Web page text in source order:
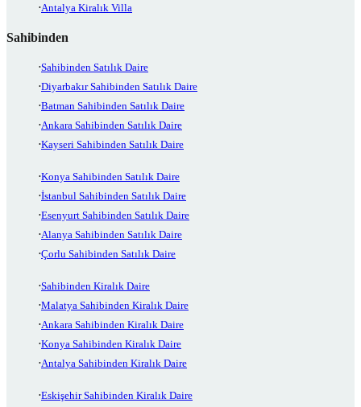
Antalya Kiralık Villa
Sahibinden
Sahibinden Satılık Daire
Diyarbakır Sahibinden Satılık Daire
Batman Sahibinden Satılık Daire
Ankara Sahibinden Satılık Daire
Kayseri Sahibinden Satılık Daire
Konya Sahibinden Satılık Daire
İstanbul Sahibinden Satılık Daire
Esenyurt Sahibinden Satılık Daire
Alanya Sahibinden Satılık Daire
Çorlu Sahibinden Satılık Daire
Sahibinden Kiralık Daire
Malatya Sahibinden Kiralık Daire
Ankara Sahibinden Kiralık Daire
Konya Sahibinden Kiralık Daire
Antalya Sahibinden Kiralık Daire
Eskişehir Sahibinden Kiralık Daire